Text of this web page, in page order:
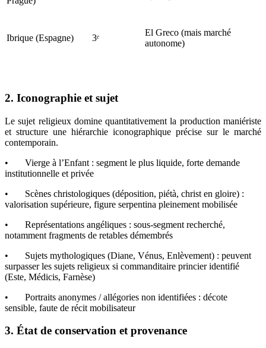
Ibrique (Espagne) 3ᵉ
El Greco (mais marché
autonome)
2. Iconographie et sujet
Le sujet religieux domine quantitativement la production maniériste
et structure une hiérarchie iconographique précise sur le marché
contemporain.
• Vierge à l’Enfant : segment le plus liquide, forte demande
institutionnelle et privée
• Scènes christologiques (déposition, piétà, christ en gloire) :
valorisation supérieure, figure serpentina pleinement mobilisée
• Représentations angéliques : sous-segment recherché,
notamment fragments de retables démembrés
• Sujets mythologiques (Diane, Vénus, Enlèvement) : peuvent
surpasser les sujets religieux si commanditaire princier identifié
(Este, Médicis, Farnèse)
• Portraits anonymes / allégories non identifiées : décote
sensible, faute de récit mobilisateur
3. État de conservation et provenance